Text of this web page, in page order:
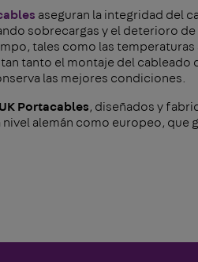
aseguran la integridad del
sobrecargas y el deterioro
tales como las
tanto el montaje del
las mejores condiciones.
Portacables, diseñados y
alemán como europeo, que